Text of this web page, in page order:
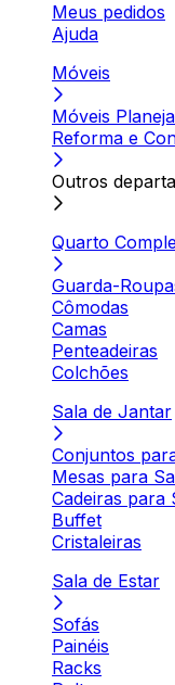
Meus pedidos
Ajuda
Móveis
Móveis
Reforma e
Outros
Quarto
Guarda-
Cômodas
Camas
Penteadeiras
Colchões
Sala de Jantar
Conjuntos
Mesas para
Cadeiras para
Buffet
Cristaleiras
Sala de Estar
Sofás
Painéis
Racks